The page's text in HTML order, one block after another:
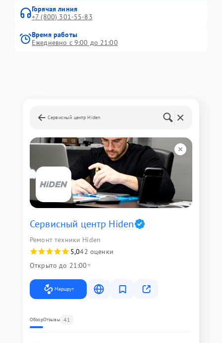
Горячая линия
+7 (800) 301-55-83
Время работы
Ежедневно с 9:00 до 21:00
Сервисный центр Hiden
Сервисный центр Hiden
Ремонт техники Hiden
5,042 оценки
Открыто до 21:00
Маршрут
ОбзорОтзывы 41